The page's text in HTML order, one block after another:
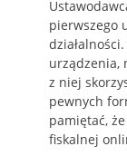
pierwszego
urządzenia,
z niej
pewnych
pamiętać,
fiskalnej